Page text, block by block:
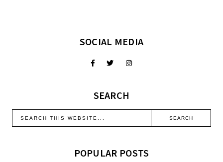
SOCIAL MEDIA
SEARCH
POPULAR POSTS